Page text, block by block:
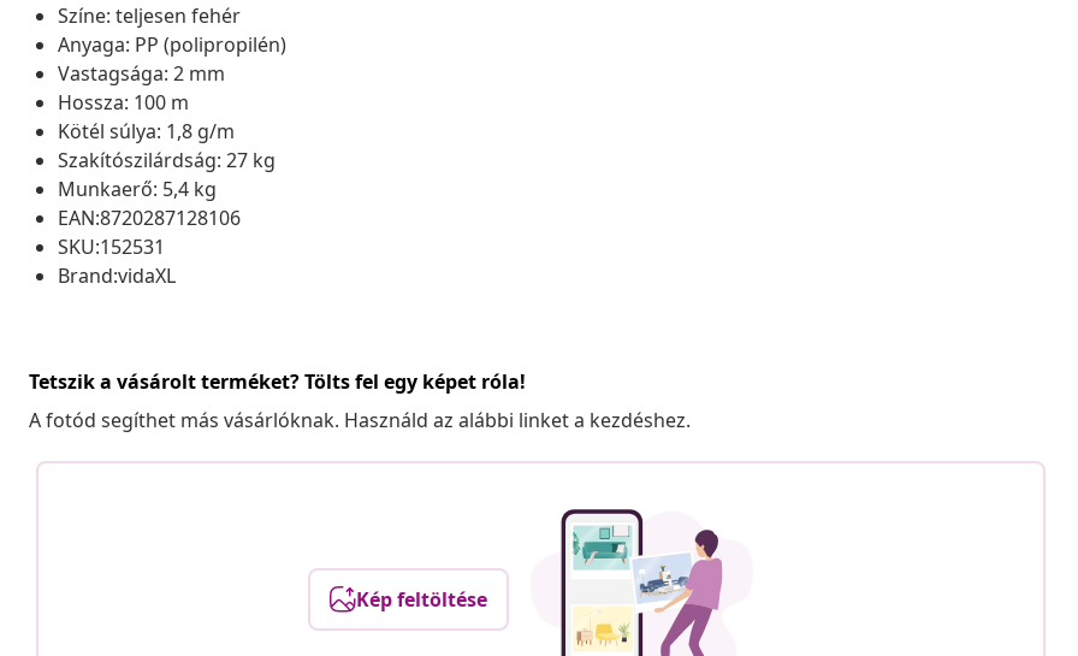
Színe: teljesen fehér
Anyaga: PP (polipropilén)
Vastagsága: 2 mm
Hossza: 100 m
Kötél súlya: 1,8 g/m
Szakítószilárdság: 27 kg
Munkaerő: 5,4 kg
EAN:8720287128106
SKU:152531
Brand:vidaXL
Tetszik a vásárolt terméket? Tölts fel egy képet róla!
A fotód segíthet más vásárlóknak. Használd az alábbi linket a kezdéshez.
Kép feltöltése